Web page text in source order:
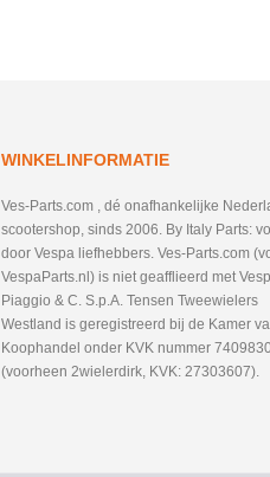
WINKELINFORMATIE
Ves-Parts.com , dé onafhankelijke
scootershop, sinds 2006. By Italy Parts:
door Vespa liefhebbers. Ves-Parts.com
VespaParts.nl) is niet geafflieerd met
Piaggio & C. S.p.A. Tensen Tweewielers
Westland is geregistreerd bij de Kamer
Koophandel onder KVK nummer
(voorheen 2wielerdirk, KVK: 27303607).